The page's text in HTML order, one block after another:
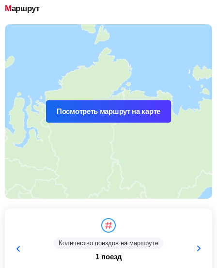
Маршрут
Посмотреть маршрут на карте
Количество поездов на маршруте
1 поезд